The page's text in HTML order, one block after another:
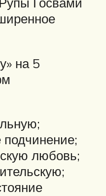
на 5
любовь;